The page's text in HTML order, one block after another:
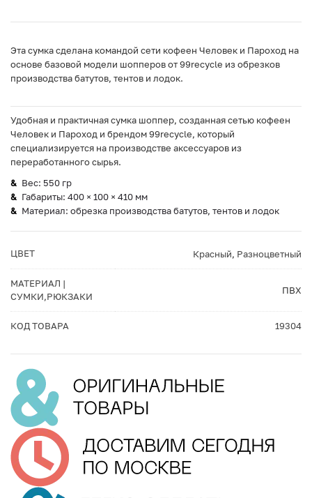
Эта сумка сделана командой сети кофеен Человек и Пароход на
основе базовой модели шопперов от 99recycle из обрезков
производства батутов, тентов и лодок.
Удобная и практичная сумка шоппер, созданная сетью кофеен
Человек и Пароход и брендом 99recycle, который
специализируется на производстве аксессуаров из
переработанного сырья.
Вес: 550 гр
Габариты: 400 × 100 × 410 мм
Материал: обрезка производства батутов, тентов и лодок
ЦВЕТ Красный, Разноцветный
МАТЕРИАЛ |
СУМКИ,РЮКЗАКИ
ПВХ
КОД ТОВАРА 19304